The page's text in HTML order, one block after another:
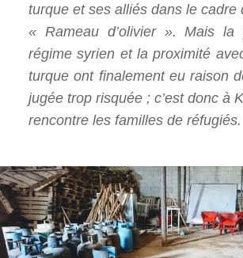
turque et ses alliés dans le cadre
« Rameau d’olivier ». Mais la
régime syrien et la proximité
turque ont finalement eu raison
jugée trop risquée ; c’est donc à
rencontre les familles de réfugiés.